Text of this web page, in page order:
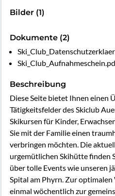
Bilder (1)
Dokumente (2)
Beschreibung
Diese Seite bietet Ihnen einen
Tätigkeitsfelder des Skiclub
Skikursen für Kinder,
Sie mit der Familie einen
verbringen möchten. Die
urgemütlichen Skihütte finden
über tolle Events wie unseren
Spital am Phyrn. Zur
einmal wöchentlich zur